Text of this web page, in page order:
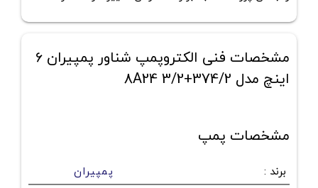
مشخصات فنی الکتروپمپ شناور پمپیران 6
اینچ مدل 374/2+8A24 3/2
مشخصات پمپ
برند :
پمپیران